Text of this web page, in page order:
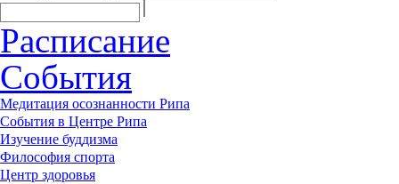
Расписание
События
Медитация осознанности Рипа
События в Центре Рипа
Изучение буддизма
Философия спорта
Центр здоровья